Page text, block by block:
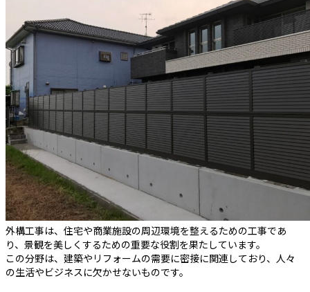
外構工事は、住宅や商業施設の周辺環境を整えるための工事であ
り、景観を美しくするための重要な役割を果たしています。
この分野は、建築やリフォームの需要に密接に関連しており、人々
の生活やビジネスに欠かせないものです。